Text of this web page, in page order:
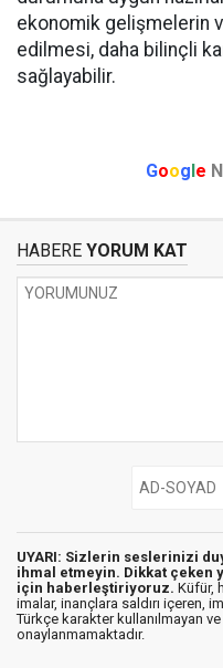
ekonomik gelişmelerin
edilmesi, daha bilinçli
sağlayabilir.
Google
HABERE YORUM KAT
UYARI: Sizlerin seslerinizi
ihmal etmeyin. Dikkat çeken
için haberleştiriyoruz. Küfür,
imalar, inançlara saldırı içeren,
Türkçe karakter kullanılmayan
onaylanmamaktadır.